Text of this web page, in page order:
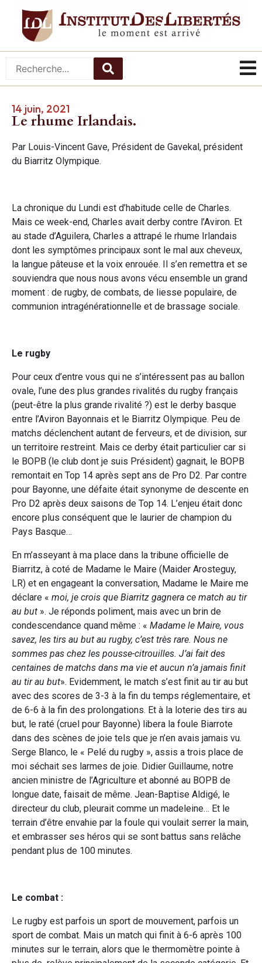
14 juin, 2021
Le rhume Irlandais.
Par Louis-Vincent Gave, Président de Gavekal, président
du Biarritz Olympique.
La chronique du Lundi est d’habitude celle de Charles.
Mais ce week-end, Charles avait derby contre l’Aviron. Et
au stade d’Aguilera, Charles a attrapé le rhume Irlandais
dont les symptômes principaux sont le mal aux cheveux,
la langue pâteuse et la voix enrouée. Il s’en remettra et se
souviendra que nous nous avons vécu ensemble un grand
moment : de rugby, de combats, de liesse populaire, de
communion intragénérationnelle et de brassage sociale.
Le rugby
Pour ceux d’entre vous qui ne s’intéressent pas au ballon
ovale, l’une des plus grandes rivalités du rugby français
(peut-être la plus grande rivalité ?) est le derby basque
entre l’Aviron Bayonnais et le Biarritz Olympique. Peu de
matchs déclenchent autant de ferveurs, et de division, sur
un territoire restreint. Mais ce derby était particulier car si
le BOPB (le club dont je suis Président) gagnait, le BOPB
remontait en Top 14 après sept ans de Pro D2. Par contre
pour Bayonne, une défaite était synonyme de descente en
Pro D2 après deux saisons de Top 14. L’enjeu était donc
encore plus conséquent que le laurier de champion du
Pays Basque…
En m’asseyant à ma place dans la tribune officielle de
Biarritz, à coté de Madame le Maire (Maider Arosteguy,
LR) et en engageant la conversation, Madame le Maire me
déclare « moi, je crois que Biarritz gagnera ce match au tir
au but ». Je réponds poliment, mais avec un brin de
condescendance quand même : « Madame le Maire, vous
savez, les tirs au but au rugby, c’est très rare. Nous ne
sommes pas chez les pousse-citrouilles. J’ai fait des
centaines de matchs dans ma vie et aucun n’a jamais finit
au tir au but». Evidemment, le match s’est finit au tir au but
avec des scores de 3-3 à la fin du temps réglementaire, et
de 6-6 à la fin des prolongations. Et à la loterie des tirs au
but, le raté (cruel pour Bayonne) libera la foule Biarrote
dans des scènes de joie tels que je n’en avais jamais vu.
Serge Blanco, le « Pelé du rugby », assis a trois place de
moi séchait ses larmes de joie. Didier Guillaume, notre
ancien ministre de l’Agriculture et abonné au BOPB de
longue date, faisait de même. Jean-Baptise Aldigé, le
directeur du club, pleurait comme un madeleine… Et le
terrain d’être envahie par la foule qui voulait serrer la main,
et embrasser ses héros qui se sont battus sans relâche
pendant plus de 100 minutes.
Le combat :
Le rugby est parfois un sport de mouvement, parfois un
sport de combat. Mais un match qui finit à 6-6 après 100
minutes sur le terrain, alors que le thermomètre pointe à